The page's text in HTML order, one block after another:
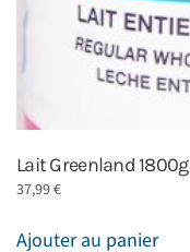
Lait Greenland 1800g
37,99€
Ajouter au panier